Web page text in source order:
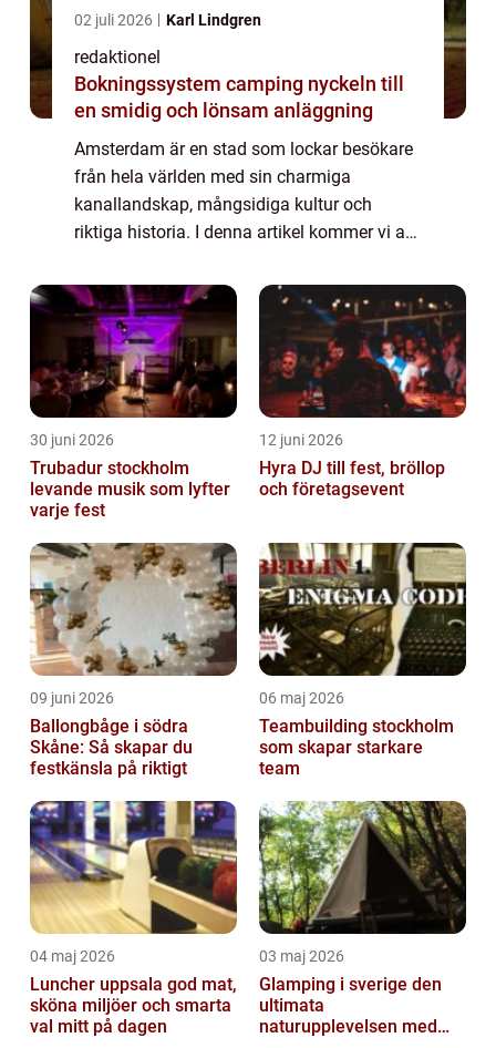
02 juli 2026 Karl Lindgren
redaktionel
Bokningssystem camping nyckeln till
en smidig och lönsam anläggning
Amsterdam är en stad som lockar besökare
från hela världen med sin charmiga
kanallandskap, mångsidiga kultur och
riktiga historia. I denna artikel kommer vi att
sevärdheterna i Amsterdam och vad som
gör dem popul...
30 juni 2026
Trubadur stockholm
levande musik som lyfter
varje fest
12 juni 2026
Hyra DJ till fest, bröllop
och företagsevent
09 juni 2026
Ballongbåge i södra
Skåne: Så skapar du
festkänsla på riktigt
06 maj 2026
Teambuilding stockholm
som skapar starkare
team
04 maj 2026
Luncher uppsala god mat,
sköna miljöer och smarta
val mitt på dagen
03 maj 2026
Glamping i sverige den
ultimata
naturupplevelsen med